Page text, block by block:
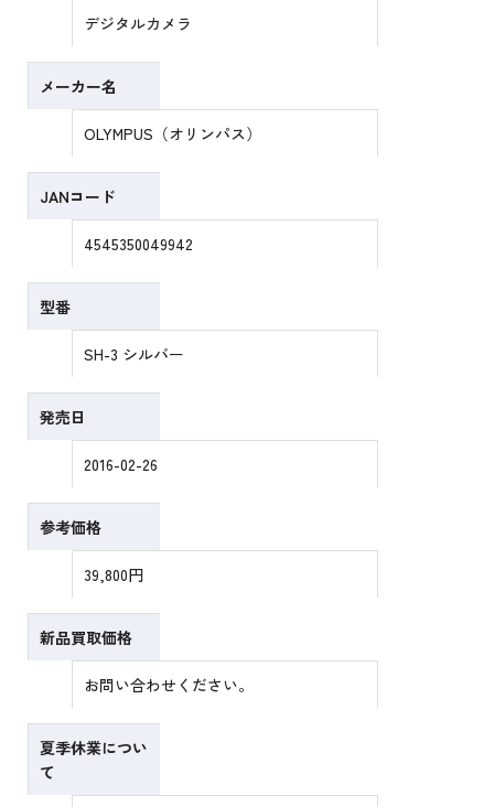
デジタルカメラ
メーカー名
OLYMPUS（オリンパス）
JANコード
4545350049942
型番
SH-3 シルバー
発売日
2016-02-26
参考価格
39,800円
新品買取価格
お問い合わせください。
夏季休業につい
て